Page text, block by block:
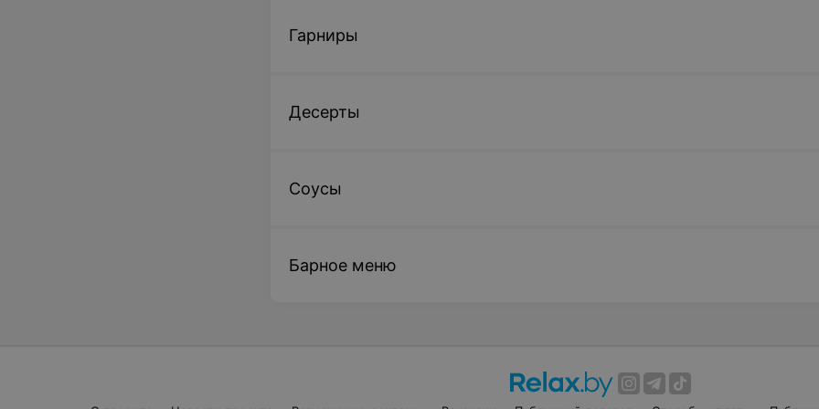
Гарниры
Десерты
Соусы
Барное меню